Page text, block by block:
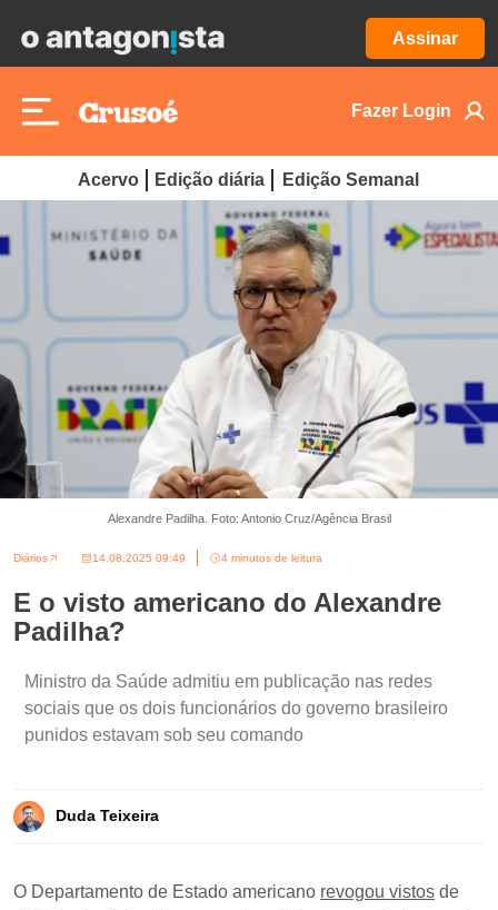
Assinar
Fazer Login
Acervo Edição diária Edição Semanal
Alexandre Padilha. Foto: Antonio Cruz/Agência Brasil
Diários 14.08.2025 09:49 4 minutos de leitura
E o visto americano do Alexandre
Padilha?
Ministro da Saúde admitiu em publicação nas redes
sociais que os dois funcionários do governo brasileiro
punidos estavam sob seu comando
Duda Teixeira
O Departamento de Estado americano revogou vistos de